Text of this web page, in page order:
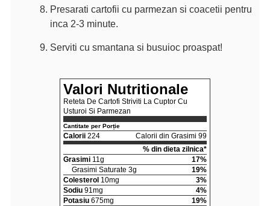
Presarati cartofii cu parmezan si coacetii pentru
inca 2-3 minute.
Serviti cu smantana si busuioc proaspat!
Valori Nutritionale
Reteta De Cartofi Striviti La Cuptor Cu
Usturoi Si Parmezan
Cantitate per Porție
Calorii 224
Calorii din Grasimi 99
% din dieta zilnica*
Grasimi 11g
17%
Grasimi Saturate 3g
19%
Colesterol 10mg
3%
Sodiu 91mg
4%
Potasiu 675mg
19%